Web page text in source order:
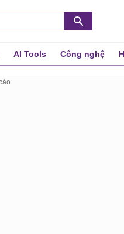
AI Tools Công nghệ